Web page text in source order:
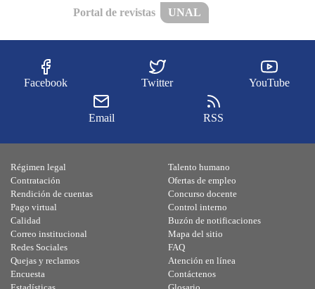
Portal de revistas UNAL
Facebook Twitter YouTube
Email RSS
Régimen legal
Contratación
Rendición de cuentas
Pago virtual
Calidad
Talento humano
Ofertas de empleo
Concurso docente
Control interno
Buzón de notificaciones
Correo institucional
Redes Sociales
Quejas y reclamos
Encuesta
Mapa del sitio
FAQ
Atención en línea
Contáctenos